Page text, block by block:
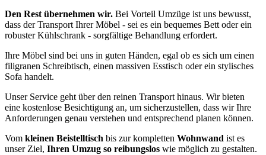
Den Rest übernehmen wir. Bei Vorteil Umzüge ist uns bewusst,
dass der Transport Ihrer Möbel - sei es ein bequemes Bett oder ein
robuster Kühlschrank - sorgfältige Behandlung erfordert.
Ihre Möbel sind bei uns in guten Händen, egal ob es sich um einen
filigranen Schreibtisch, einen massiven Esstisch oder ein stylisches
Sofa handelt.
Unser Service geht über den reinen Transport hinaus. Wir bieten
eine kostenlose Besichtigung an, um sicherzustellen, dass wir Ihre
Anforderungen genau verstehen und entsprechend planen können.
Vom kleinen Beistelltisch bis zur kompletten Wohnwand ist es
unser Ziel, Ihren Umzug so reibungslos wie möglich zu gestalten.